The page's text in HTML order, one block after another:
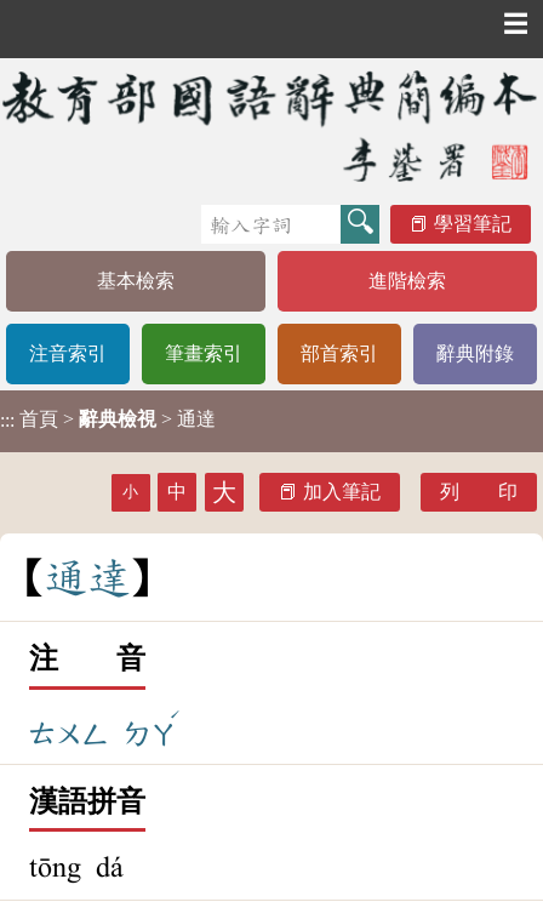
☰
學習筆記
基本檢索 進階檢索
注音索引 筆畫索引 部首索引 辭典附錄
::: 首頁 > 辭典檢視 > 通達
小 中 大 加入筆記 列 印
通 達
注 音
ㄊㄨㄥ ㄉㄚ
ˊ
漢語拼音
tōng dá